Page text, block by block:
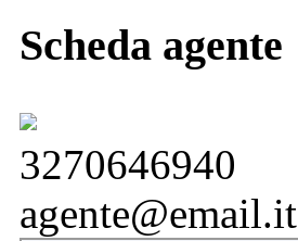
Scheda agente
3270646940
agente@email.it